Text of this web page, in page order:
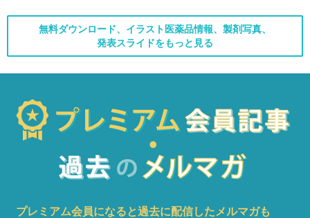
無料ダウンロード、イラスト医薬品情報、製剤写真、
発表スライドをもっと見る
プレミアム会員になると過去に配信したメルマガも